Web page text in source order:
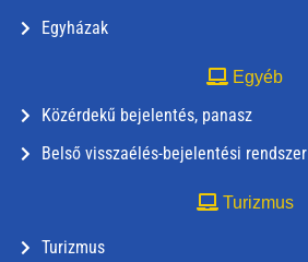
Egyházak
Egyéb
Közérdekű bejelentés, panasz
Belső visszaélés-bejelentési rendszer
Turizmus
Turizmus